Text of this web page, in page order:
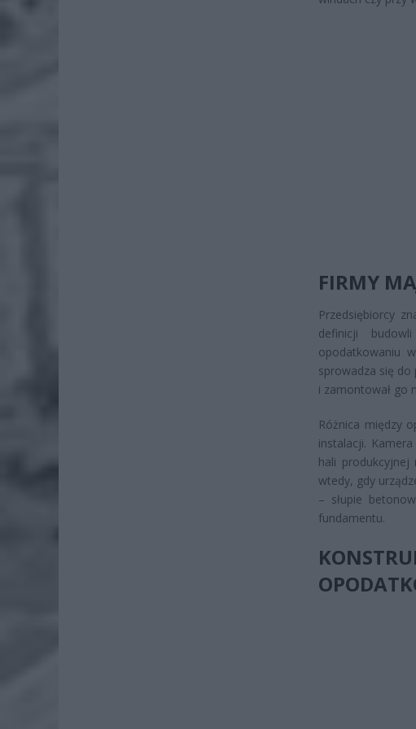
FIRMY
Przedsiębiorcy
definicji
opodatkowaniu
sprowadza się
i zamontował go
Różnica między
instalacji.
hali
wtedy, gdy
– słupie
fundamentu.